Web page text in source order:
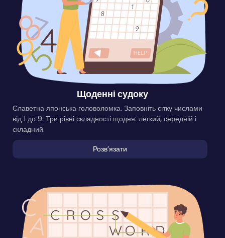
Щоденні судоку
Славетна японська головоломка. Заповніть сітку числами
від 1 до 9. Три рівні складності щодня: легкий, середній і
складний.
Розвʼязати